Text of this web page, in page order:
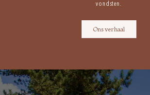
vondsten.
Ons verhaal